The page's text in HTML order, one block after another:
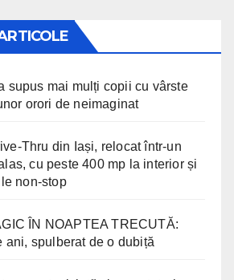
supus mai mulți copii cu vârste
orori de neimaginat
Thru din Iași, relocat într-un
cu peste 400 mp la interior și
non-stop
ÎN NOAPTEA TRECUTĂ:
ani, spulberat de o dubiță